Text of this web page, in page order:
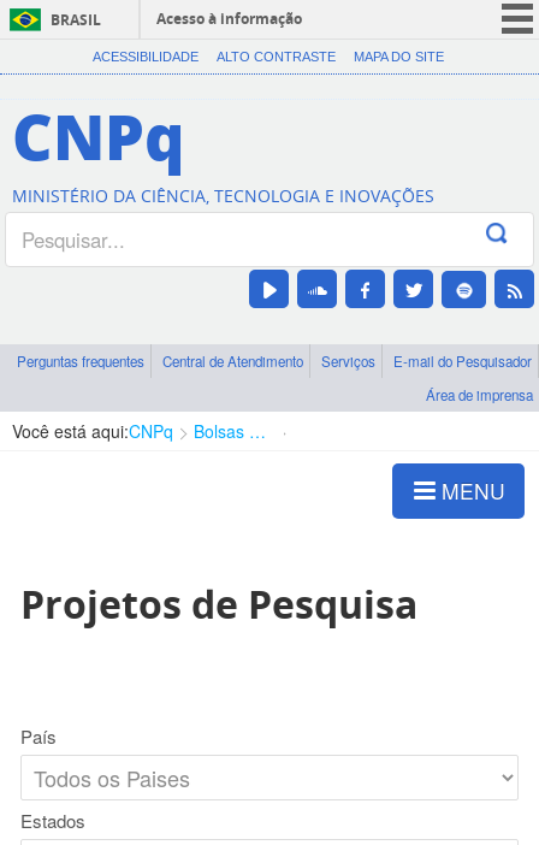
BRASIL
Acesso à informação
CORONAVÍRUS (COVID-19)
Canais
ACESSIBILIDADE ALTO CONTRASTE MAPA DO SITE
CNPq
MINISTÉRIO DA CIÊNCIA, TECNOLOGIA E INOVAÇÕES
Perguntas frequentes Central de Atendimento Serviços
E-mail do Pesquisador
Área de imprensa
Você está aqui:CNPq Bolsas e Auxílios Vigentes
MENU
Projetos de Pesquisa
País
Estados